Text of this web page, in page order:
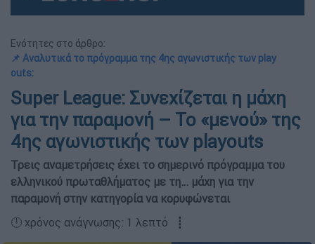
Ενότητες στο άρθρο:
📌 Αναλυτικά το πρόγραμμα της 4ης αγωνιστικής των play
outs:
Super League: Συνεχίζεται η μάχη
για την παραμονή – Το «μενού» της
4ης αγωνιστικής των playouts
Τρεις αναμετρήσεις έχει το σημερινό πρόγραμμα του
ελληνικού πρωταθλήματος με τη… μάχη για την
παραμονή στην κατηγορία να κορυφώνεται
🕛 χρόνος ανάγνωσης: 1 λεπτό ┋